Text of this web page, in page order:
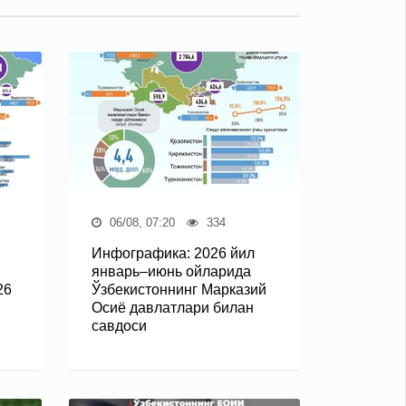
06/08, 07:20 334
Инфографика: 2026 йил
январь–июнь ойларида
Ўзбекистоннинг Марказий
Осиё давлатлари билан
савдоси